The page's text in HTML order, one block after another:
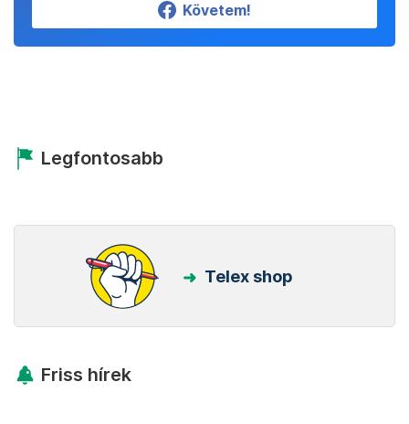
Követem!
Legfontosabb
Telex shop
Friss hírek